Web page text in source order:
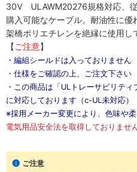
30V ULAWM20276規格対応、
購入可能なケーブル。耐油性に
架橋ポリエチレンを絶縁に使用し
【 ご注意】
・編組シールドは入っておりません
・仕様をご確認の上、ご注文下さい
・この商品は「ULトレーサビリテ
に対応しております（c-UL未対応）
※採用メーカー変更により、色味や
電気用品安全法を取得しておりません
ご注意